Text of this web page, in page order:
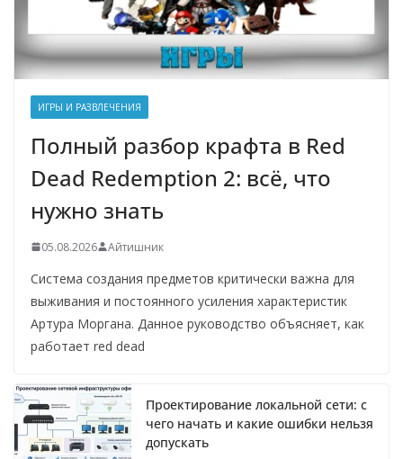
ИГРЫ И РАЗВЛЕЧЕНИЯ
Полный разбор крафта в Red
Dead Redemption 2: всё, что
нужно знать
05.08.2026 Айтишник
Система создания предметов критически важна для
выживания и постоянного усиления характеристик
Артура Моргана. Данное руководство объясняет, как
работает red dead
Проектирование локальной сети: с
чего начать и какие ошибки нельзя
допускать